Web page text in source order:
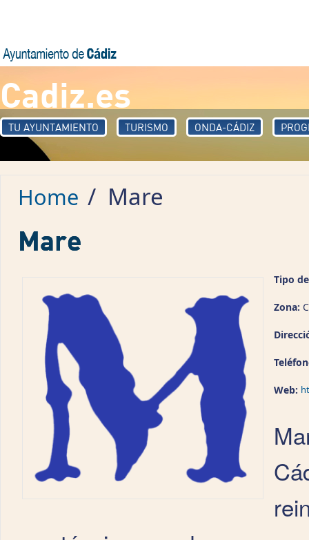
Cadiz.es
TU AYUNTAMIENTO TURISMO ONDA-CÁDIZ
Home / Mare
Mare
Tipo
Zona:
Web: